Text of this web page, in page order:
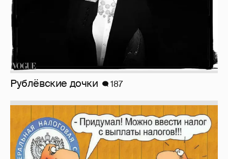
Зачем нам вообще платить налоги? (или:
как работают наши деньги, когда мы
заикаемся о защите прав)